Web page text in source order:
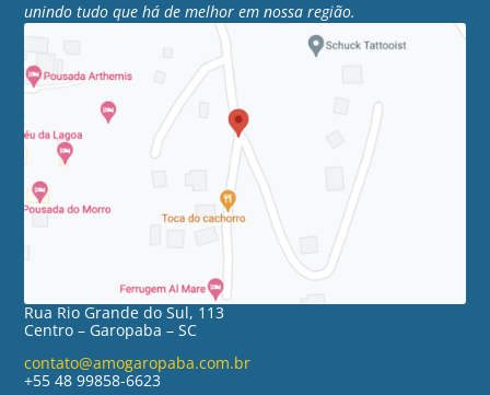
unindo tudo que há de melhor em nossa região.
Rua Rio Grande do Sul, 113
Centro – Garopaba – SC
contato@amogaropaba.com.br
+55 48 99858-6623